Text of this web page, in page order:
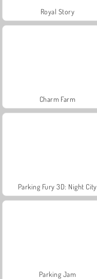
Royal Story
Charm Farm
Parking Fury 3D: Night City
Parking Jam